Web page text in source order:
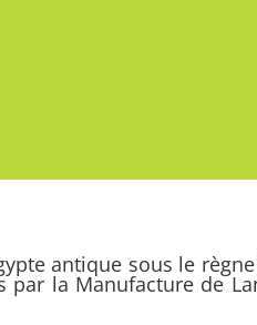
antique sous le
la Manufacture de